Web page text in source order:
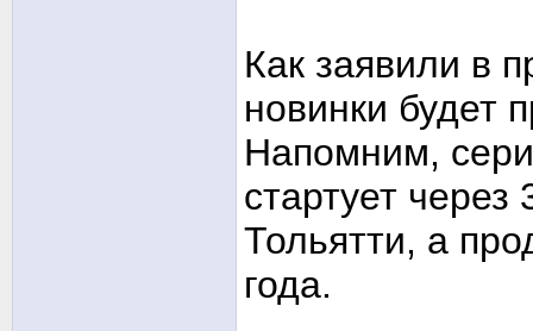
Как заявили в
новинки будет
Напомним,
стартует
Тольятти, а
года.